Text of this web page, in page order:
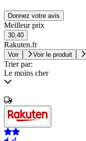
Donnez votre avis
Meilleur prix
30,40
Rakuten.fr
Voir Voir le produit
Trier par:
Le moins cher